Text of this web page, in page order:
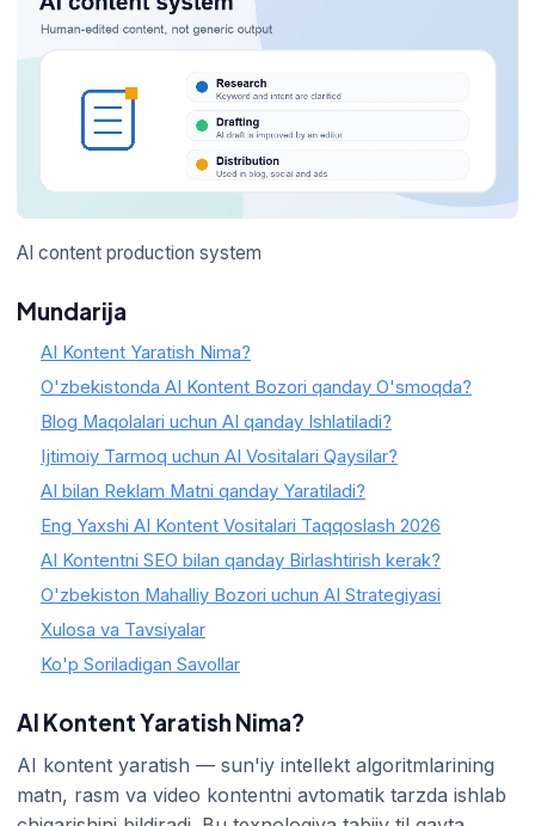
AI content production system
Mundarija
AI Kontent Yaratish Nima?
O'zbekistonda AI Kontent Bozori qanday O'smoqda?
Blog Maqolalari uchun AI qanday Ishlatiladi?
Ijtimoiy Tarmoq uchun AI Vositalari Qaysilar?
AI bilan Reklam Matni qanday Yaratiladi?
Eng Yaxshi AI Kontent Vositalari Taqqoslash 2026
AI Kontentni SEO bilan qanday Birlashtirish kerak?
O'zbekiston Mahalliy Bozori uchun AI Strategiyasi
Xulosa va Tavsiyalar
Ko'p Soriladigan Savollar
AI Kontent Yaratish Nima?
AI kontent yaratish — sun'iy intellekt algoritmlarining
matn, rasm va video kontentni avtomatik tarzda ishlab